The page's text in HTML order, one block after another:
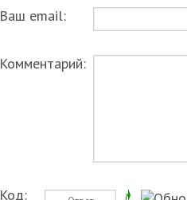
Ваш email:
Комментарий:
Код: